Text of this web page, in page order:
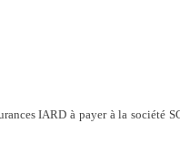
IARD à payer à la société